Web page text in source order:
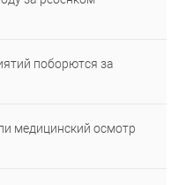
поборются за
медицинский осмотр